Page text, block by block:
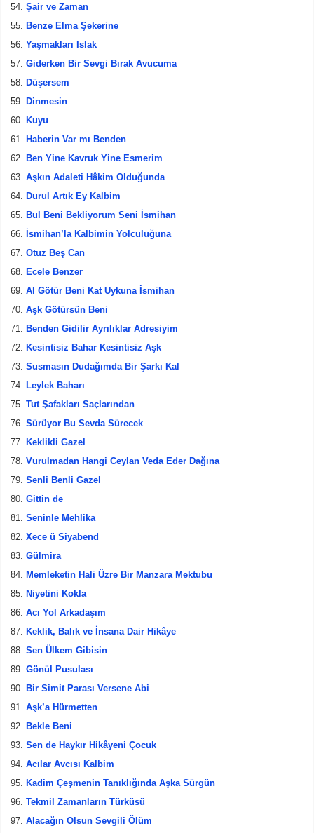
Şair ve Zaman
Benze Elma Şekerine
Yaşmakları Islak
Giderken Bir Sevgi Bırak Avucuma
Düşersem
Dinmesin
Kuyu
Haberin Var mı Benden
Ben Yine Kavruk Yine Esmerim
Aşkın Adaleti Hâkim Olduğunda
Durul Artık Ey Kalbim
Bul Beni Bekliyorum Seni İsmihan
İsmihan’la Kalbimin Yolculuğuna
Otuz Beş Can
Ecele Benzer
Al Götür Beni Kat Uykuna İsmihan
Aşk Götürsün Beni
Benden Gidilir Ayrılıklar Adresiyim
Kesintisiz Bahar Kesintisiz Aşk
Susmasın Dudağımda Bir Şarkı Kal
Leylek Baharı
Tut Şafakları Saçlarından
Sürüyor Bu Sevda Sürecek
Keklikli Gazel
Vurulmadan Hangi Ceylan Veda Eder Dağına
Senli Benli Gazel
Gittin de
Seninle Mehlika
Xece ü Siyabend
Gülmira
Memleketin Hali Üzre Bir Manzara Mektubu
Niyetini Kokla
Acı Yol Arkadaşım
Keklik, Balık ve İnsana Dair Hikâye
Sen Ülkem Gibisin
Gönül Pusulası
Bir Simit Parası Versene Abi
Aşk’a Hürmetten
Bekle Beni
Sen de Haykır Hikâyeni Çocuk
Acılar Avcısı Kalbim
Kadim Çeşmenin Tanıklığında Aşka Sürgün
Tekmil Zamanların Türküsü
Alacağın Olsun Sevgili Ölüm